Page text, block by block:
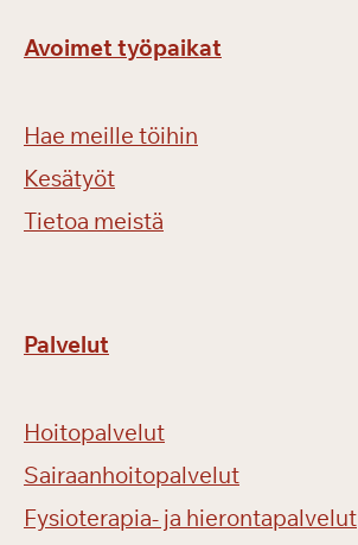
Avoimet työpaikat
Hae meille töihin
Kesätyöt
Tietoa meistä
Palvelut
Hoitopalvelut
Sairaanhoitopalvelut
Fysioterapia- ja hierontapalvelut